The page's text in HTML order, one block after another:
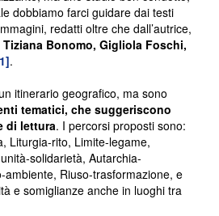
dobbiamo farci guidare dai testi
redatti oltre che dall’autrice,
Bonomo, Gigliola Foschi,
.
itinerario geografico, ma sono
tematici, che suggeriscono
di lettura. I percorsi proposti sono:
Liturgia-rito, Limite-legame,
solidarietà, Autarchia-
ambiente, Riuso-trasformazione, e
e somiglianze anche in luoghi tra